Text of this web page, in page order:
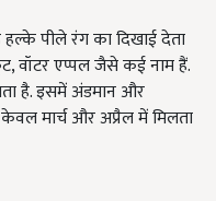
पीले रंग का दिखाई देता
वॉटर एप्पल जैसे कई नाम हैं.
है. इसमें अंडमान और
मार्च और अप्रैल में मिलता